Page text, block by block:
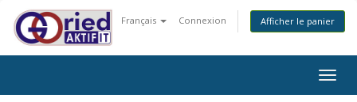
Français Connexion Afficher le panier